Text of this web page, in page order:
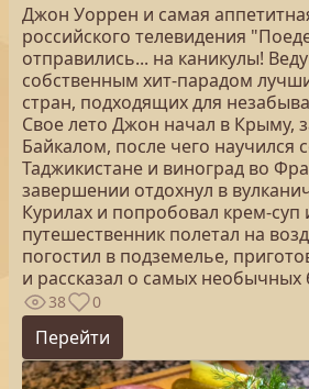
Джон Уоррен и самая
российского телевидения
отправились... на каникулы!
собственным хит-парадом
стран, подходящих для
Свое лето Джон начал в Крыму,
Байкалом, после чего научился
Таджикистане и виноград во
завершении отдохнул в
Курилах и попробовал крем-суп
путешественник полетал на
погостил в подземелье,
и рассказал о самых необычных
38 0
Перейти